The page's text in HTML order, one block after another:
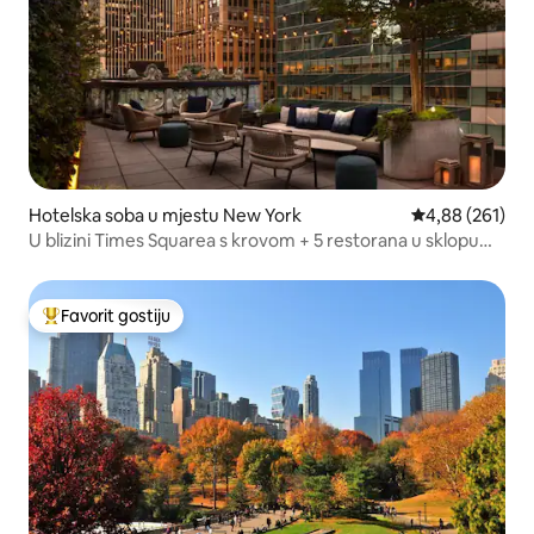
Hotelska soba u mjestu New York Prosječna
4,88 (261)
U blizini Times Squarea s krovom + 5 restorana u sklopu
Glavni favorit gostiju
Favorit gostiju